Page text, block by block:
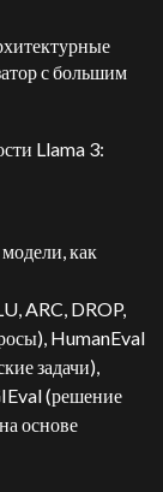
с большим
Llama 3:
как
ARC, DROP,
HumanEval
задачи),
(решение
основе